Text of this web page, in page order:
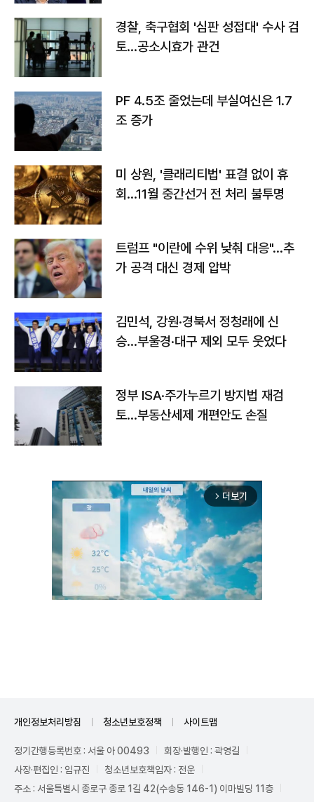
경찰, 축구협회 '심판 성접대' 수사 검
토…공소시효가 관건
PF 4.5조 줄었는데 부실여신은 1.7
조 증가
미 상원, '클래리티법' 표결 없이 휴
회…11월 중간선거 전 처리 불투명
트럼프 "이란에 수위 낮춰 대응"…추
가 공격 대신 경제 압박
김민석, 강원·경북서 정청래에 신
승…부울경·대구 제외 모두 웃었다
정부 ISA·주가누르기 방지법 재검
토…부동산세제 개편안도 손질
arrow_forward_ios 더보기
개인정보처리방침 청소년보호정책 사이트맵
정기간행등록번호 : 서울 아 00493
회장·발행인 : 곽영길
사장·편집인 : 임규진
청소년보호책임자 : 전운
주소 : 서울특별시 종로구 종로 1길 42(수송동 146-1) 이마빌딩 11층